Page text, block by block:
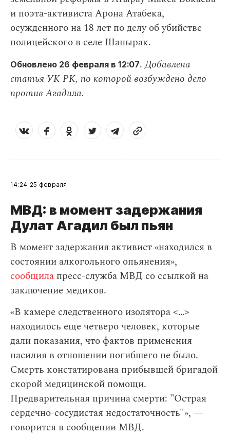
и поэта-активиста Арона Атабека,
осужденного на 18 лет по делу об убийстве
полицейского в селе Шанырак.
Обновлено 26 февраля в 12:07.Добавлена
статья УК РК, по которой возбуждено дело
против Агадила.
14:24 25 февраля
МВД: в момент задержания
Дулат Агадил был пьян
В момент задержания активист «находился в
состоянии алкогольного опьянения»,
сообщила пресс-служба МВД cо ссылкой на
заключение медиков.
«В камере следственного изолятора <…>
находилось еще четверо человек, которые
дали показания, что фактов применения
насилия в отношении погибшего не было.
Смерть констатирована прибывшей бригадой
скорой медицинской помощи.
Предварительная причина смерти: "Острая
сердечно-сосудистая недостаточность"», —
говорится в сообщении МВД.